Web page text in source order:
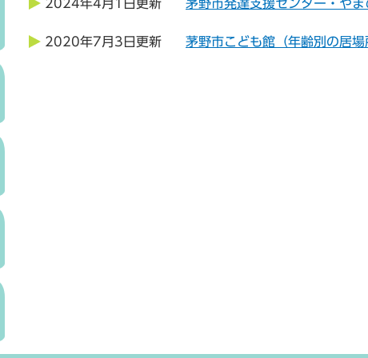
2024年4月1日更新 茅野市発達支援センター・やま
2020年7月3日更新 茅野市こども館（年齢別の居場